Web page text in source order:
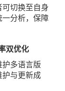
切换至自身
分析，保障
双优化
多语言版
护与更新成